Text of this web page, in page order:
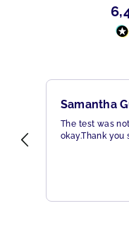
Samantha
The test was
okay.Thank you